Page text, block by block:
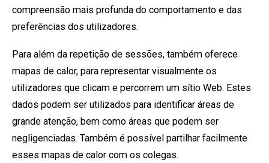
compreensão mais profunda do comportamento e das
preferências dos utilizadores.
Para além da repetição de sessões, também oferece
mapas de calor, para representar visualmente os
utilizadores que clicam e percorrem um sítio Web. Estes
dados podem ser utilizados para identificar áreas de
grande atenção, bem como áreas que podem ser
negligenciadas. Também é possível partilhar facilmente
esses mapas de calor com os colegas.